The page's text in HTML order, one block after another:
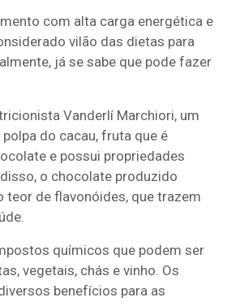
com alta carga energética e
vilão das dietas para
já se sabe que pode fazer
Vanderlí Marchiori, um
do cacau, fruta que é
e possui propriedades
o chocolate produzido
de flavonóides, que trazem
químicos que podem ser
vegetais, chás e vinho. Os
benefícios para as